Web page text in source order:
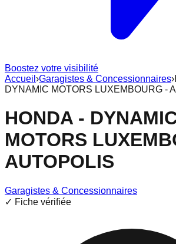
Boostez votre visibilité
Accueil ›Garagistes & Concessionnaires›
DYNAMIC MOTORS LUXEMBOURG -
HONDA -
MOTORS
AUTOPOLIS
Garagistes & Concessionnaires
✓ Fiche vérifiée